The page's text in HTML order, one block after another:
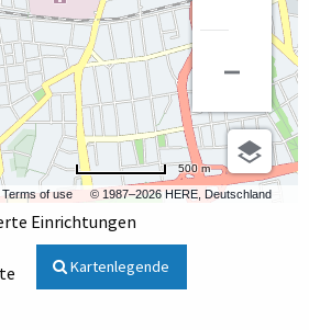
Terms of use © 1987–2026 HERE, Deutschland
500 m
Einrichtungen
Kartenlegende